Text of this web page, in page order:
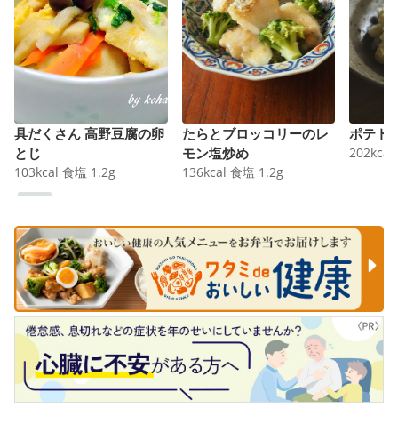
具だくさん 高野豆腐の卵
とじ
103kcal 食塩 1.2g
たらとブロッコリーのレ
モン塩炒め
136kcal 食塩 1.2g
ポテト
202kcal